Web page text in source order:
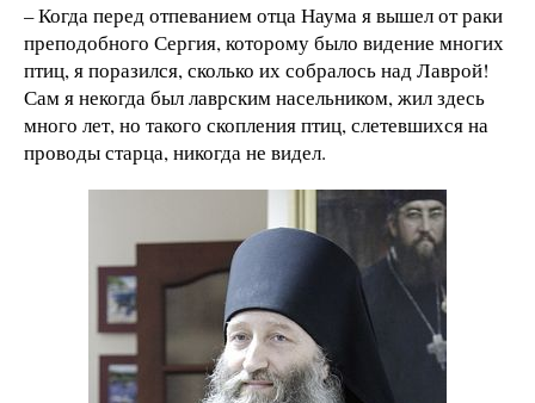
– Когда перед отпеванием отца Наума я вышел от раки
преподобного Сергия, которому было видение многих
птиц, я поразился, сколько их собралось над Лаврой!
Сам я некогда был лаврским насельником, жил здесь
много лет, но такого скопления птиц, слетевшихся на
проводы старца, никогда не видел.